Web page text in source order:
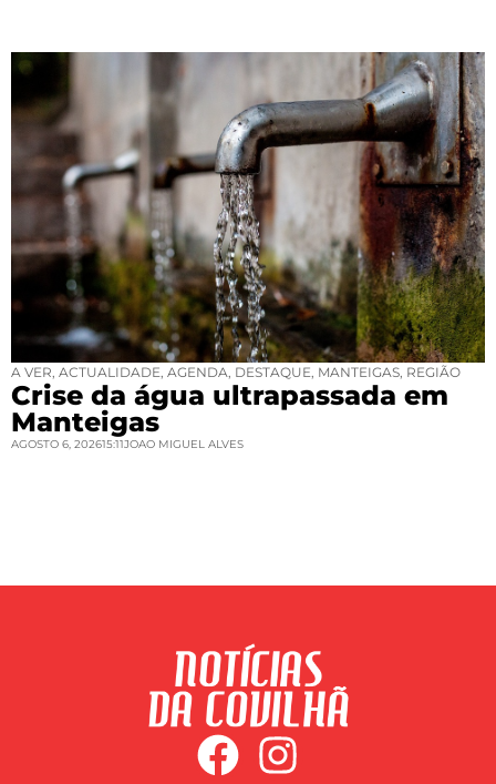
A VER ACTUALIDADE AGENDA DESTAQUE MANTEIGAS REGIÃO
Crise da água ultrapassada em
Manteigas
AGOSTO 6, 202615:11JOAO MIGUEL ALVES